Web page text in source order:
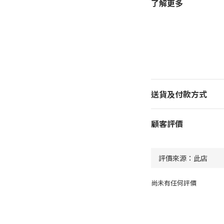
了解更多
送貨及付款方式
顧客評價
尚未有任何評價